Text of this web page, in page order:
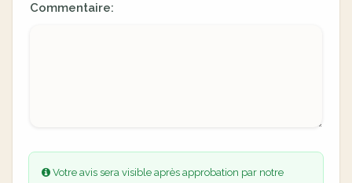
Commentaire:
Votre avis sera visible après approbation par notre